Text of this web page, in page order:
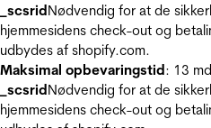
_scsridNødvendig for at de
hjemmesidens check-out og
udbydes af shopify.com.
Maksimal opbevaringstid: 13
_scsridNødvendig for at de
hjemmesidens check-out og